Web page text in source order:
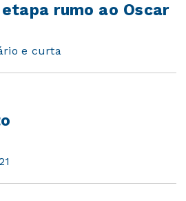
rumo ao Oscar
e curta